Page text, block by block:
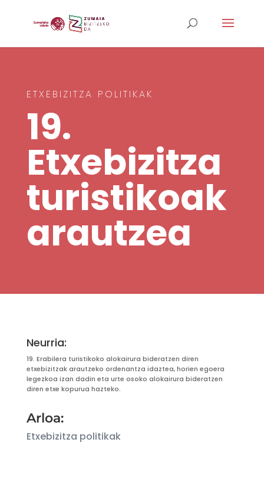
ETXEBIZITZA POLITIKAK
19.
Etxebizitza
turistikoak
arautzea
Neurria:
19. Erabilera turistikoko alokairura bideratzen diren
etxebizitzak arautzeko ordenantza idaztea, horien egoera
legezkoa izan dadin eta urte osoko alokairura bideratzen
diren etxe kopurua hazteko.
Arloa:
Etxebizitza politikak